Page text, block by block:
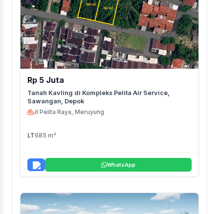
Rp 5 Juta
Tanah Kavling di Kompleks Pelita Air Service,
Sawangan, Depok
Jl Pelita Raya, Meruyung
LT685 m²
WhatsApp